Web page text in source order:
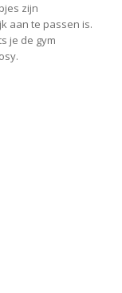
zijn
aan te passen is.
je de gym